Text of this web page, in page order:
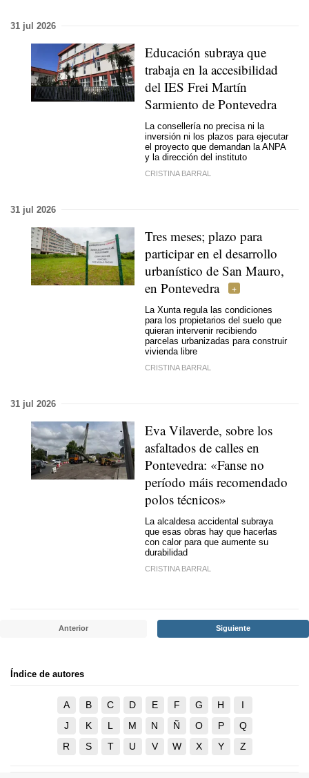
31 jul 2026
Educación subraya que
trabaja en la accesibilidad
del IES Frei Martín
Sarmiento de Pontevedra
La consellería no precisa ni la
inversión ni los plazos para ejecutar
el proyecto que demandan la ANPA
y la dirección del instituto
CRISTINA BARRAL
31 jul 2026
Tres meses; plazo para
participar en el desarrollo
urbanístico de San Mauro,
en Pontevedra
La Xunta regula las condiciones
para los propietarios del suelo que
quieran intervenir recibiendo
parcelas urbanizadas para construir
vivienda libre
CRISTINA BARRAL
31 jul 2026
Eva Vilaverde, sobre los
asfaltados de calles en
Pontevedra: «Fanse no
período máis recomendado
polos técnicos»
La alcaldesa accidental subraya
que esas obras hay que hacerlas
con calor para que aumente su
durabilidad
CRISTINA BARRAL
Anterior Siguiente
Índice de autores
A B C D E F G H
I
J
K L M N Ñ O P
Q
R
S T U V W X Y Z